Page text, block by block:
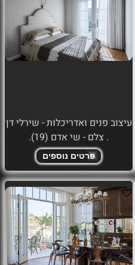
עיצוב פנים ואדריכלות - שירלי דן
. צלם - שי אדם (19).
פרטים נוספים